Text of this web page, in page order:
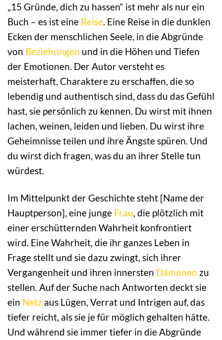
„15 Gründe, dich zu hassen“ ist mehr als nur ein
Buch – es ist eine Reise. Eine Reise in die dunklen
Ecken der menschlichen Seele, in die Abgründe
von Beziehungen und in die Höhen und Tiefen
der Emotionen. Der Autor versteht es
meisterhaft, Charaktere zu erschaffen, die so
lebendig und authentisch sind, dass du das Gefühl
hast, sie persönlich zu kennen. Du wirst mit ihnen
lachen, weinen, leiden und lieben. Du wirst ihre
Geheimnisse teilen und ihre Ängste spüren. Und
du wirst dich fragen, was du an ihrer Stelle tun
würdest.
Im Mittelpunkt der Geschichte steht [Name der
Hauptperson], eine junge Frau, die plötzlich mit
einer erschütternden Wahrheit konfrontiert
wird. Eine Wahrheit, die ihr ganzes Leben in
Frage stellt und sie dazu zwingt, sich ihrer
Vergangenheit und ihren innersten Dämonen zu
stellen. Auf der Suche nach Antworten deckt sie
ein Netz aus Lügen, Verrat und Intrigen auf, das
tiefer reicht, als sie je für möglich gehalten hätte.
Und während sie immer tiefer in die Abgründe